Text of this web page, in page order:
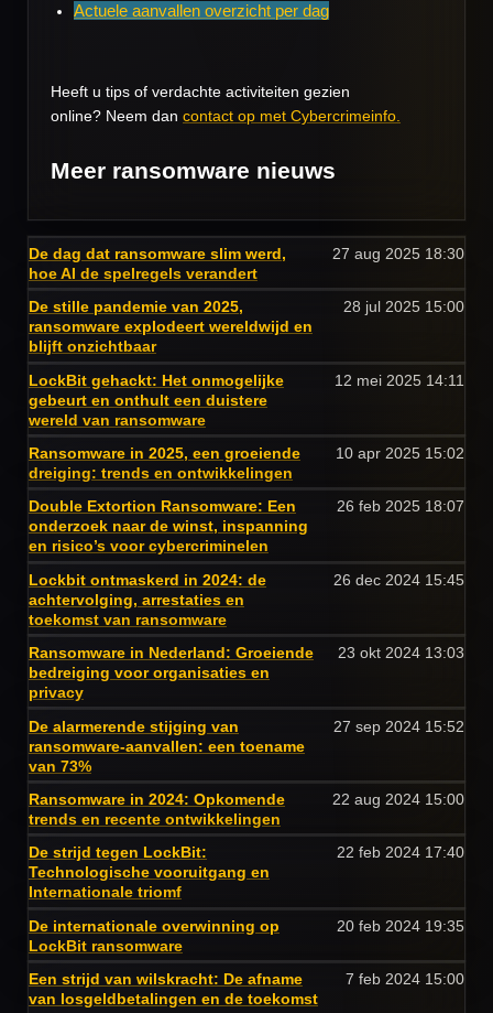
Actuele aanvallen overzicht per dag
Heeft u tips of verdachte activiteiten gezien
online? Neem dan contact op met Cybercrimeinfo.
Meer ransomware nieuws
De dag dat ransomware slim werd,
hoe AI de spelregels verandert
27 aug 2025 18:30
De stille pandemie van 2025,
ransomware explodeert wereldwijd en
blijft onzichtbaar
28 jul 2025 15:00
LockBit gehackt: Het onmogelijke
gebeurt en onthult een duistere
wereld van ransomware
12 mei 2025 14:11
Ransomware in 2025, een groeiende
dreiging: trends en ontwikkelingen
10 apr 2025 15:02
Double Extortion Ransomware: Een
onderzoek naar de winst, inspanning
en risico’s voor cybercriminelen
26 feb 2025 18:07
Lockbit ontmaskerd in 2024: de
achtervolging, arrestaties en
toekomst van ransomware
26 dec 2024 15:45
Ransomware in Nederland: Groeiende
bedreiging voor organisaties en
privacy
23 okt 2024 13:03
De alarmerende stijging van
ransomware-aanvallen: een toename
van 73%
27 sep 2024 15:52
Ransomware in 2024: Opkomende
trends en recente ontwikkelingen
22 aug 2024 15:00
De strijd tegen LockBit:
Technologische vooruitgang en
Internationale triomf
22 feb 2024 17:40
De internationale overwinning op
LockBit ransomware
20 feb 2024 19:35
Een strijd van wilskracht: De afname
van losgeldbetalingen en de toekomst
7 feb 2024 15:00